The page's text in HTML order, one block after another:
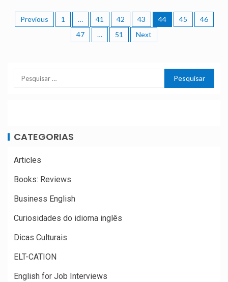
Previous 1 … 41 42 43 44 45
46
47
… 51 Next
CATEGORIAS
Articles
Books: Reviews
Business English
Curiosidades do idioma inglês
Dicas Culturais
ELT-CATION
English for Job Interviews